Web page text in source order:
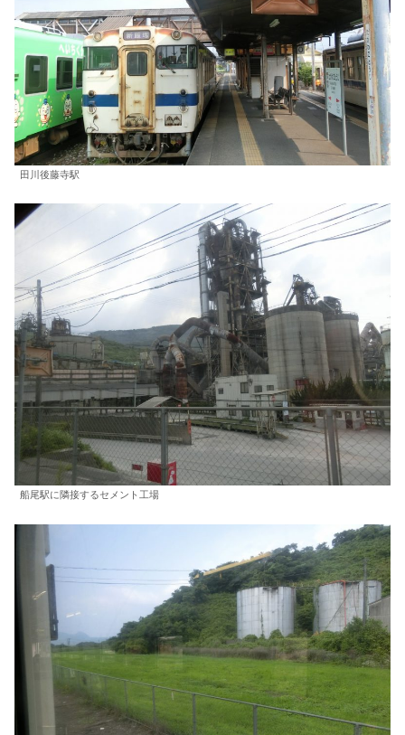
田川後藤寺駅
船尾駅に隣接するセメント工場